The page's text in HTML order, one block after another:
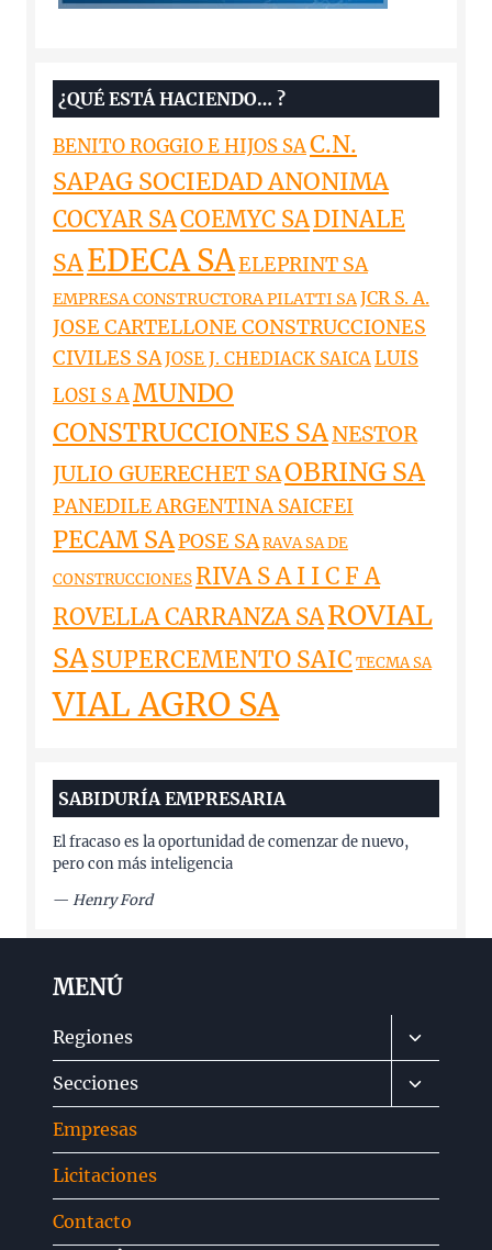
¿QUÉ ESTÁ HACIENDO… ?
BENITO ROGGIO E HIJOS SAC.N.
SAPAG SOCIEDAD ANONIMA
COCYAR SACOEMYC SADINALE
SAEDECA SAELEPRINT SA
EMPRESA CONSTRUCTORA PILATTI SAJCR S. A.
JOSE CARTELLONE CONSTRUCCIONES
CIVILES SAJOSE J. CHEDIACK SAICALUIS
LOSI S AMUNDO
CONSTRUCCIONES SANESTOR
JULIO GUERECHET SAOBRING SA
PANEDILE ARGENTINA SAICFEI
PECAM SAPOSE SARAVA SA DE
CONSTRUCCIONES RIVA S A I I C F A
ROVELLA CARRANZA SAROVIAL
SASUPERCEMENTO SAIC TECMA SA
VIAL AGRO SA
SABIDURÍA EMPRESARIA
El fracaso es la oportunidad de comenzar de nuevo,
pero con más inteligencia
— Henry Ford
MENÚ
Regiones
Alternar
menú
hijo
Secciones
Alternar
menú
Empresas
Licitaciones
Contacto